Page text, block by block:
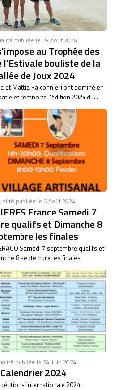
publiée le 19 Août 2024
au Trophée des
l'Estivale bouliste de la
de Joux 2024
et Mattia Falconnieri ont dominé en
et remporte l'édition 2024 du...
publiée le 6 Août 2024
France Samedi 7
qualifs et Dimanche 8
les finales
Samedi 7 septembre qualifs et
8 septembre les finales
publiée le 24 Juin 2024
Calendrier 2024
internationale 2024